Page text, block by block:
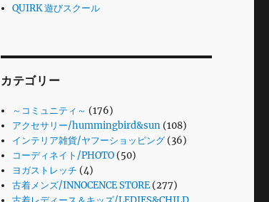
QUIRK 遊びスクール
カテゴリー
～コミュニティ～ (176)
アクセサリー/hummingbird&sun (108)
インテリア雑貨/ヤフーショッピング (36)
コーディネイト/PHOTO (50)
ヨガストレッチ (4)
古着メンズ/INNOCENCE STORE (277)